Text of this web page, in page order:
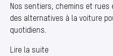
Nos sentiers, chemins et
des alternatives à la voiture
quotidiens.
Lire la suite